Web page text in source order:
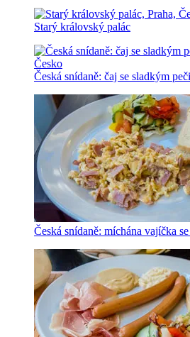
Starý královský palác
Česká snídaně: čaj se sladkým
Česká snídaně: míchána vajíčka